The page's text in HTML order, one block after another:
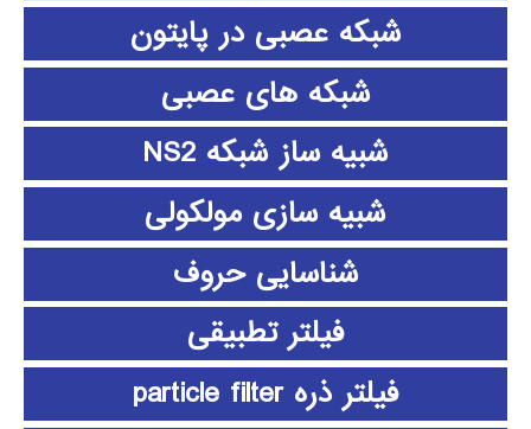
شبکه عصبی در پایتون
شبکه های عصبی
شبیه ساز شبکه NS2
شبیه سازی مولکولی
شناسایی حروف
فیلتر تطبیقی
فیلتر ذره particle filter